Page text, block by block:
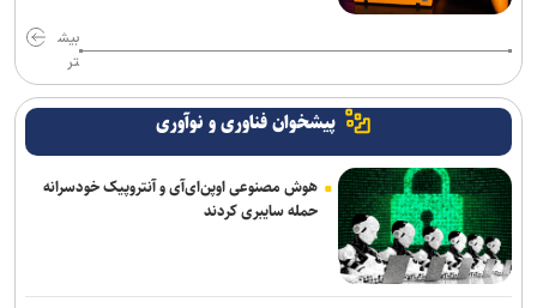
بیش
تر
پیشخوان فناوری و نوآوری
هوش مصنوعی اوپن‌ای‌آی و آنتروپیک خودسرانه
حمله سایبری کردند